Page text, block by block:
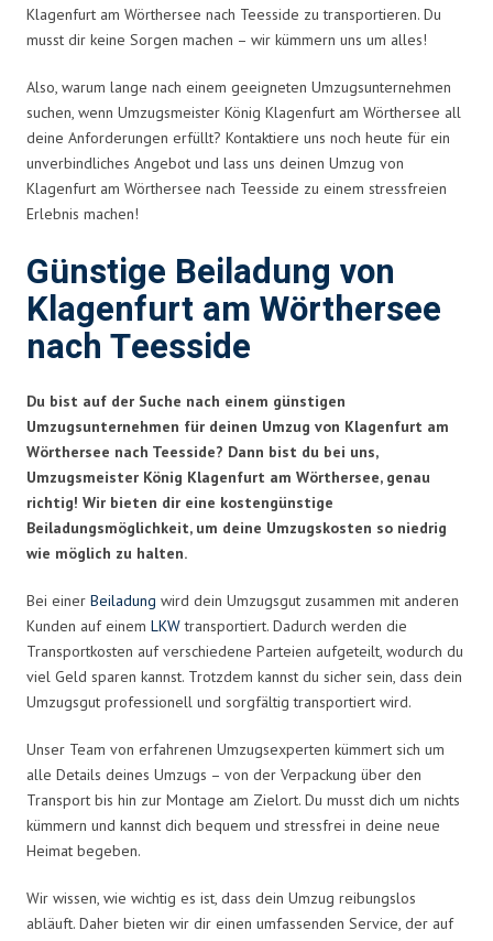
Klagenfurt am Wörthersee nach Teesside zu transportieren. Du
musst dir keine Sorgen machen – wir kümmern uns um alles!
Also, warum lange nach einem geeigneten Umzugsunternehmen
suchen, wenn Umzugsmeister König Klagenfurt am Wörthersee all
deine Anforderungen erfüllt? Kontaktiere uns noch heute für ein
unverbindliches Angebot und lass uns deinen Umzug von
Klagenfurt am Wörthersee nach Teesside zu einem stressfreien
Erlebnis machen!
Günstige Beiladung von
Klagenfurt am Wörthersee
nach Teesside
Du bist auf der Suche nach einem günstigen
Umzugsunternehmen für deinen Umzug von Klagenfurt am
Wörthersee nach Teesside? Dann bist du bei uns,
Umzugsmeister König Klagenfurt am Wörthersee, genau
richtig! Wir bieten dir eine kostengünstige
Beiladungsmöglichkeit, um deine Umzugskosten so niedrig
wie möglich zu halten.
Bei einer Beiladung wird dein Umzugsgut zusammen mit anderen
Kunden auf einem LKWtransportiert. Dadurch werden die
Transportkosten auf verschiedene Parteien aufgeteilt, wodurch du
viel Geld sparen kannst. Trotzdem kannst du sicher sein, dass dein
Umzugsgut professionell und sorgfältig transportiert wird.
Unser Team von erfahrenen Umzugsexperten kümmert sich um
alle Details deines Umzugs – von der Verpackung über den
Transport bis hin zur Montage am Zielort. Du musst dich um nichts
kümmern und kannst dich bequem und stressfrei in deine neue
Heimat begeben.
Wir wissen, wie wichtig es ist, dass dein Umzug reibungslos
abläuft. Daher bieten wir dir einen umfassenden Service, der auf